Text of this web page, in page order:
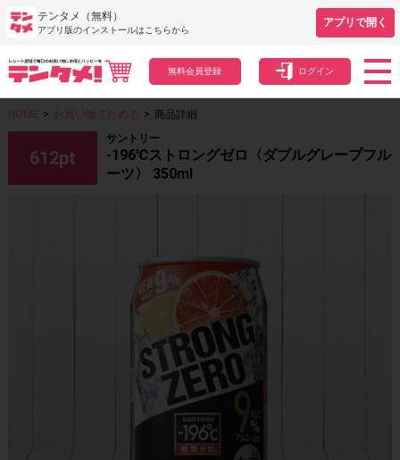
テンタメ（無料）
アプリ版のインストールはこちらから
アプリで開く
無料会員登録 ログイン
HOME > お買い物でためる > 商品詳細
612pt
サントリー
-196℃ストロングゼロ〈ダブルグレープフル
ーツ〉 350ml